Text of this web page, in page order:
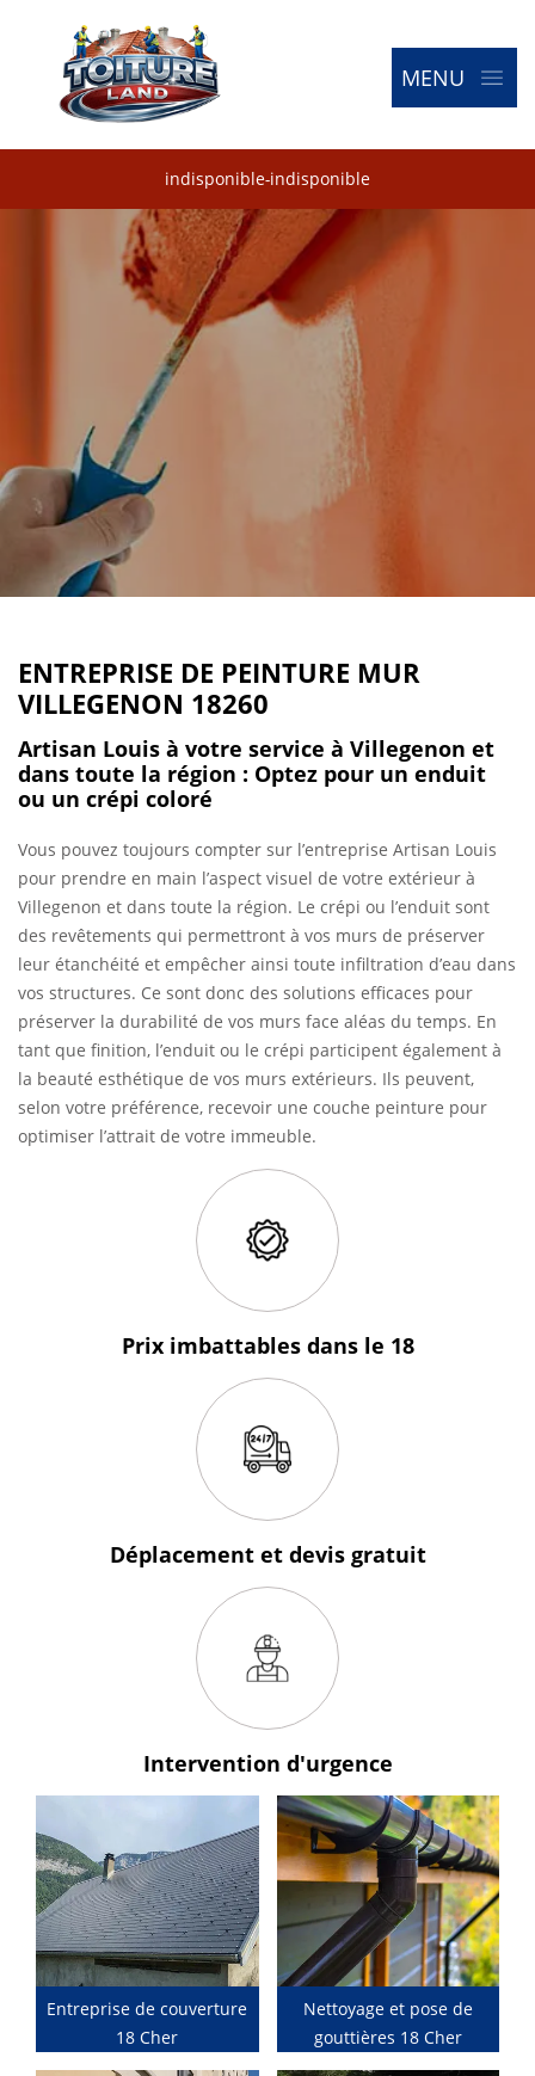
MENU
indisponible-indisponible
ENTREPRISE DE PEINTURE MUR
VILLEGENON 18260
Artisan Louis à votre service à Villegenon et
dans toute la région : Optez pour un enduit
ou un crépi coloré
Vous pouvez toujours compter sur l’entreprise Artisan Louis
pour prendre en main l’aspect visuel de votre extérieur à
Villegenon et dans toute la région. Le crépi ou l’enduit sont
des revêtements qui permettront à vos murs de préserver
leur étanchéité et empêcher ainsi toute infiltration d’eau dans
vos structures. Ce sont donc des solutions efficaces pour
préserver la durabilité de vos murs face aléas du temps. En
tant que finition, l’enduit ou le crépi participent également à
la beauté esthétique de vos murs extérieurs. Ils peuvent,
selon votre préférence, recevoir une couche peinture pour
optimiser l’attrait de votre immeuble.
Prix imbattables dans le 18
Déplacement et devis gratuit
Intervention d'urgence
Entreprise de couverture
18 Cher
Nettoyage et pose de
gouttières 18 Cher